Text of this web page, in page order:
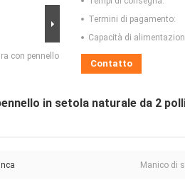
con pennello
Termini di pagamento:
Capacità di
Contatto
in setola naturale da 2
Manico di